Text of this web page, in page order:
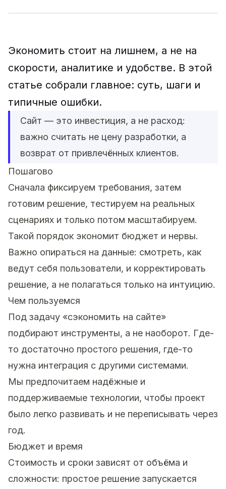
Экономить стоит на лишнем, а не на
скорости, аналитике и удобстве. В этой
статье собрали главное: суть, шаги и
типичные ошибки.
Сайт — это инвестиция, а не расход:
важно считать не цену разработки, а
возврат от привлечённых клиентов.
Пошагово
Сначала фиксируем требования, затем
готовим решение, тестируем на реальных
сценариях и только потом масштабируем.
Такой порядок экономит бюджет и нервы.
Важно опираться на данные: смотреть, как
ведут себя пользователи, и корректировать
решение, а не полагаться только на интуицию.
Чем пользуемся
Под задачу «сэкономить на сайте»
подбирают инструменты, а не наоборот. Где-
то достаточно простого решения, где-то
нужна интеграция с другими системами.
Мы предпочитаем надёжные и
поддерживаемые технологии, чтобы проект
было легко развивать и не переписывать через
год.
Бюджет и время
Стоимость и сроки зависят от объёма и
сложности: простое решение запускается